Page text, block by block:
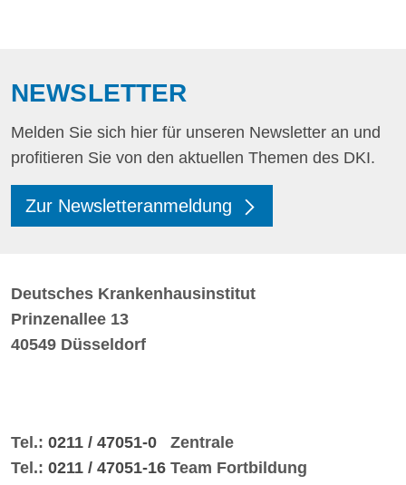
NEWSLETTER
Melden Sie sich hier für unseren Newsletter an und
profitieren Sie von den aktuellen Themen des DKI.
Zur Newsletteranmeldung
Deutsches Krankenhausinstitut
Prinzenallee 13
40549 Düsseldorf
Tel.: 0211 / 47051-0 Zentrale
Tel.: 0211 / 47051-16 Team Fortbildung